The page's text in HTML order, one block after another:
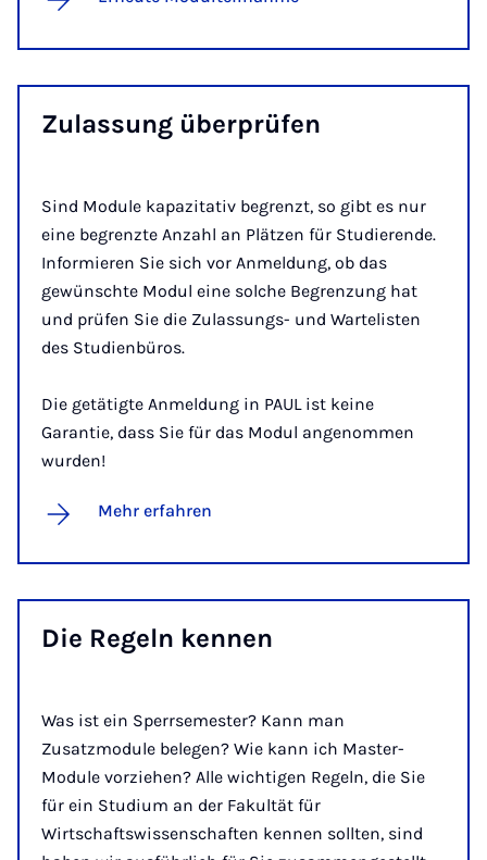
Zu­las­sung über­prü­fen
Sind Module kapazitativ begrenzt, so gibt es nur
eine begrenzte Anzahl an Plätzen für Studierende.
Informieren Sie sich vor Anmeldung, ob das
gewünschte Modul eine solche Begrenzung hat
und prüfen Sie die Zulassungs- und Wartelisten
des Studienbüros.
Die getätigte Anmeldung in PAUL ist keine
Garantie, dass Sie für das Modul angenommen
wurden!
Mehr erfahren
Die Re­geln ken­nen
Was ist ein Sperrsemester? Kann man
Zusatzmodule belegen? Wie kann ich Master-
Module vorziehen? Alle wichtigen Regeln, die Sie
für ein Studium an der Fakultät für
Wirtschaftswissenschaften kennen sollten, sind